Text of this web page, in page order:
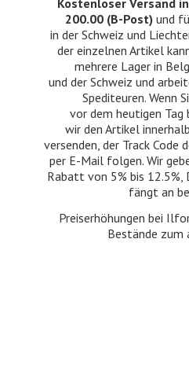
200.00 (B-Post) und
in der Schweiz und
der einzelnen Artikel
mehrere Lager in
und der Schweiz und
Spediteuren. Wenn
vor dem heutigen
wir den Artikel
versenden, der Track Code
per E-Mail folgen. Wir
Rabatt von 5% bis
fängt an
Preiserhöhungen bei
Bestände zum